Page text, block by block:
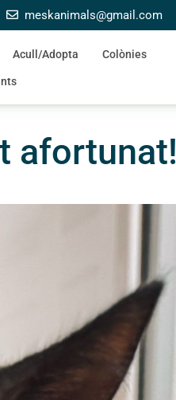
meskanimals@gmail.com
Acull/Adopta Colònies
afortunat!